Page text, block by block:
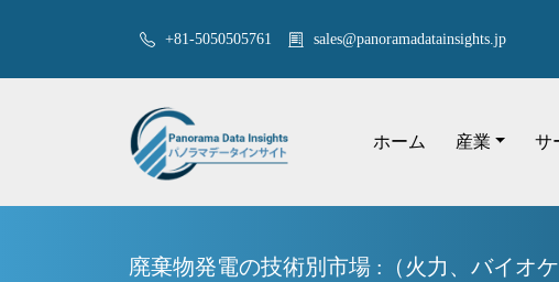
+81-5050505761 sales@panoramadatainsights.jp
ホーム 産業 サ
廃棄物発電の技術別市場 :（火力、バイオ